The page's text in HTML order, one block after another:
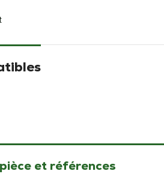
et références